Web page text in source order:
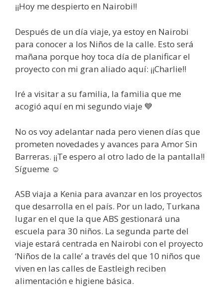
¡¡Hoy me despierto en Nairobi!!
Después de un día viaje, ya estoy en Nairobi
para conocer a los Niños de la calle. Esto será
mañana porque hoy toca día de planificar el
proyecto con mi gran aliado aquí: ¡¡Charlie!!
Iré a visitar a su familia, la familia que me
acogió aquí en mi segundo viaje 💙
No os voy adelantar nada pero vienen días que
prometen novedades y avances para Amor Sin
Barreras. ¡¡Te espero al otro lado de la pantalla!!
Sígueme ☺
ASB viaja a Kenia para avanzar en los proyectos
que desarrolla en el país. Por un lado, Turkana
lugar en el que la que ABS gestionará una
escuela para 30 niños. La segunda parte del
viaje estará centrada en Nairobi con el proyecto
‘Niños de la calle’ a través del que 10 niños que
viven en las calles de Eastleigh reciben
alimentación e higiene básica.